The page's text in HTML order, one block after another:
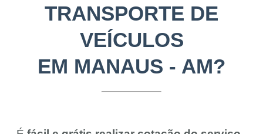
TRANSPORTE DE
VEÍCULOS
EM MANAUS - AM?